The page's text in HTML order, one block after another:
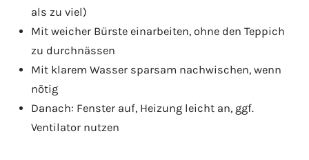
als zu viel)
Mit weicher Bürste einarbeiten, ohne den Teppich
zu durchnässen
Mit klarem Wasser sparsam nachwischen, wenn
nötig
Danach: Fenster auf, Heizung leicht an, ggf.
Ventilator nutzen